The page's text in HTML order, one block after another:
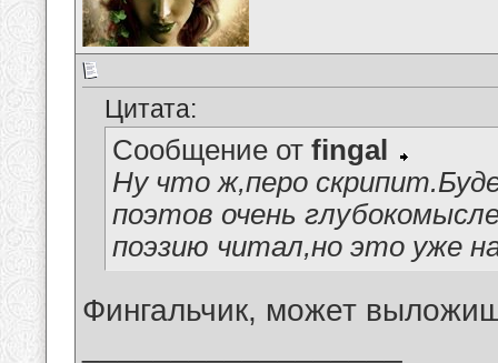
Цитата:
Сообщение от fingal
Ну что ж,перо
поэтов очень
поэзию читал,но это уже
Фингальчик, может